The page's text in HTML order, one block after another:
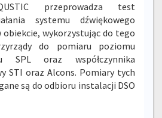
przeprowadza test
systemu dźwiękowego
wykorzystując do tego
do pomiaru poziomu
SPL oraz współczynnika
STI oraz Alcons. Pomiary tych
są do odbioru instalacji DSO